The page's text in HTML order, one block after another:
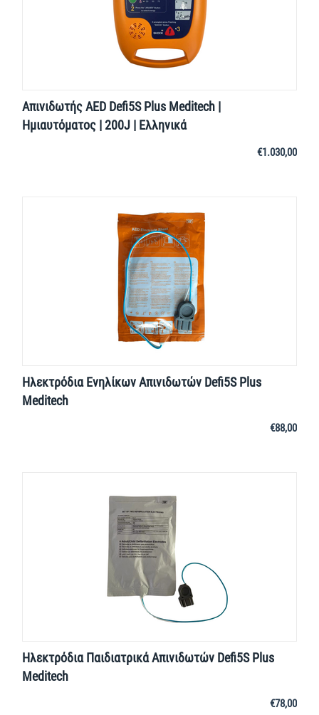
Απινιδωτής AED Defi5S Plus Meditech |
Ημιαυτόματος | 200J | Ελληνικά
€1.030,00
Ηλεκτρόδια Ενηλίκων Απινιδωτών Defi5S Plus
Meditech
€88,00
Ηλεκτρόδια Παιδιατρικά Απινιδωτών Defi5S Plus
Meditech
€78,00